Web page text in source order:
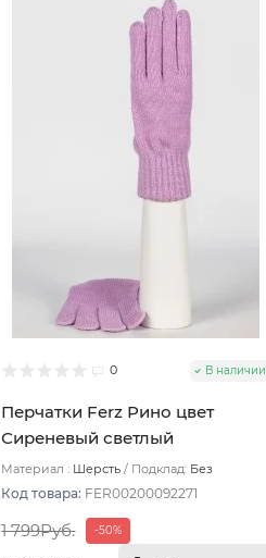
0 В наличии
Перчатки Ferz Рино цвет
Сиреневый светлый
Материал : Шерсть Подклад: Без
Код товара: FER00200092271
1 799Руб. -50%